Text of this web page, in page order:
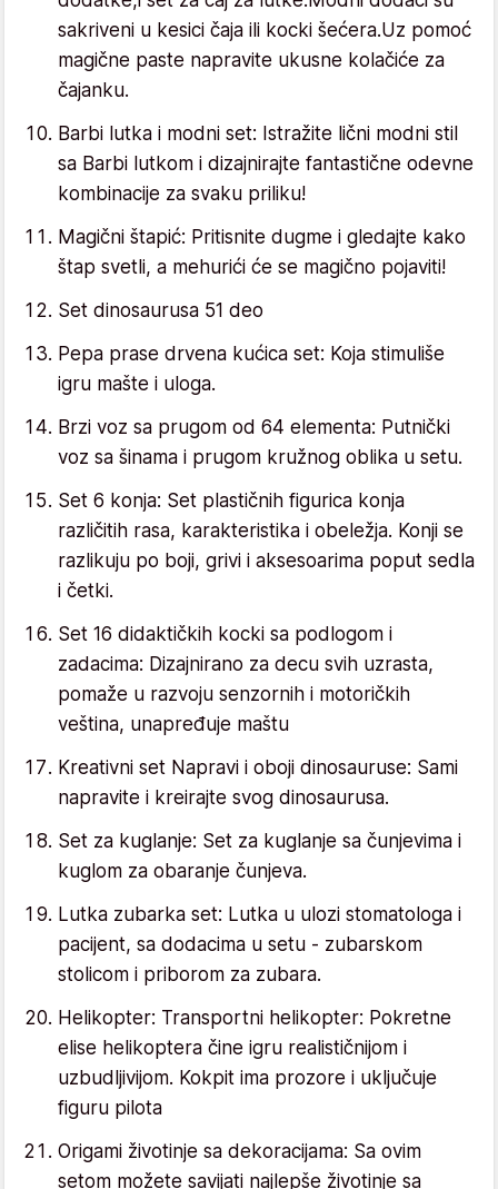
sakriveni u kesici čaja ili kocki šećera.Uz pomoć
magične paste napravite ukusne kolačiće za
čajanku.
Barbi lutka i modni set: Istražite lični modni stil
sa Barbi lutkom i dizajnirajte fantastične odevne
kombinacije za svaku priliku!
Magični štapić: Pritisnite dugme i gledajte kako
štap svetli, a mehurići će se magično pojaviti!
Set dinosaurusa 51 deo
Pepa prase drvena kućica set: Koja stimuliše
igru mašte i uloga.
Brzi voz sa prugom od 64 elementa: Putnički
voz sa šinama i prugom kružnog oblika u setu.
Set 6 konja: Set plastičnih figurica konja
različitih rasa, karakteristika i obeležja. Konji se
razlikuju po boji, grivi i aksesoarima poput sedla
i četki.
Set 16 didaktičkih kocki sa podlogom i
zadacima: Dizajnirano za decu svih uzrasta,
pomaže u razvoju senzornih i motoričkih
veština, unapređuje maštu
Kreativni set Napravi i oboji dinosauruse: Sami
napravite i kreirajte svog dinosaurusa.
Set za kuglanje: Set za kuglanje sa čunjevima i
kuglom za obaranje čunjeva.
Lutka zubarka set: Lutka u ulozi stomatologa i
pacijent, sa dodacima u setu - zubarskom
stolicom i priborom za zubara.
Helikopter: Transportni helikopter: Pokretne
elise helikoptera čine igru realističnijom i
uzbudljivijom. Kokpit ima prozore i uključuje
figuru pilota
Origami životinje sa dekoracijama: Sa ovim
setom možete savijati najlepše životinje sa